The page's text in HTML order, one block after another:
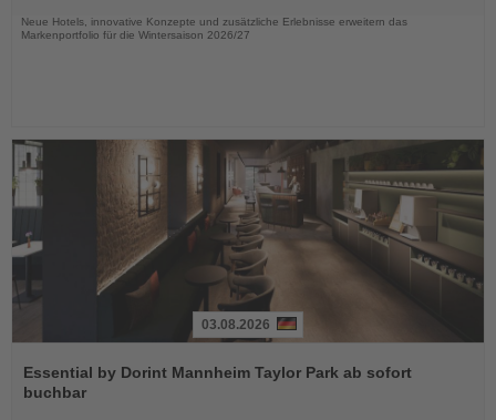
Neue Hotels, innovative Konzepte und zusätzliche Erlebnisse erweitern das
Markenportfolio für die Wintersaison 2026/27
Sie
die
03.08.2026
Essential by Dorint Mannheim Taylor Park ab sofort
buchbar